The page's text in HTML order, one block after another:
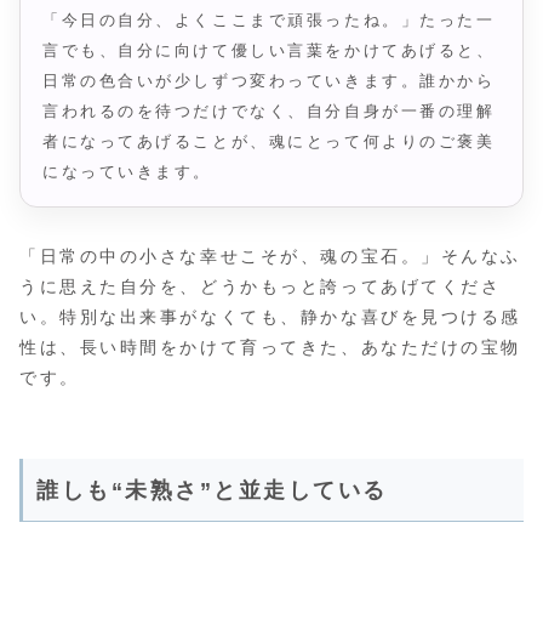
「今日の自分、よくここまで頑張ったね。」たった一
言でも、自分に向けて優しい言葉をかけてあげると、
日常の色合いが少しずつ変わっていきます。誰かから
言われるのを待つだけでなく、自分自身が一番の理解
者になってあげることが、魂にとって何よりのご褒美
になっていきます。
「日常の中の小さな幸せこそが、魂の宝石。」そんなふ
うに思えた自分を、どうかもっと誇ってあげてくださ
い。特別な出来事がなくても、静かな喜びを見つける感
性は、長い時間をかけて育ってきた、あなただけの宝物
です。
誰しも“未熟さ”と並走している